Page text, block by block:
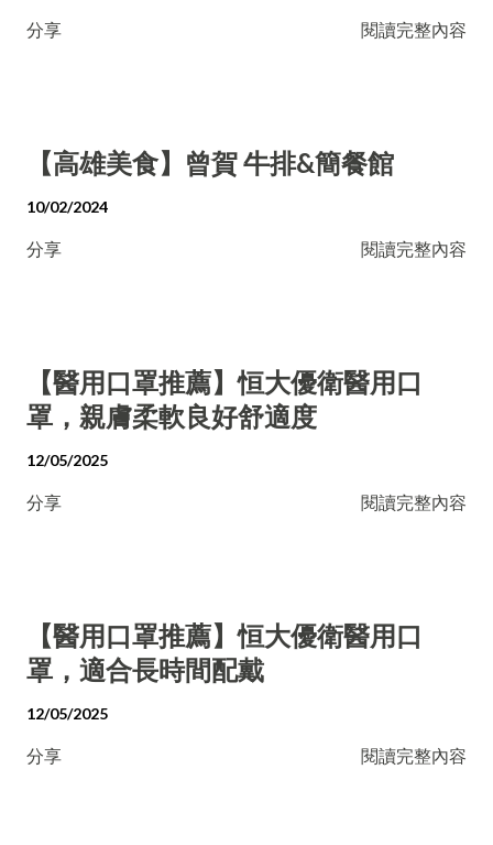
分享 閱讀完整內容
【高雄美食】曾賀 牛排&簡餐館
10/02/2024
分享 閱讀完整內容
【醫用口罩推薦】恒大優衛醫用口
罩，親膚柔軟良好舒適度
12/05/2025
分享 閱讀完整內容
【醫用口罩推薦】恒大優衛醫用口
罩，適合長時間配戴
12/05/2025
分享 閱讀完整內容